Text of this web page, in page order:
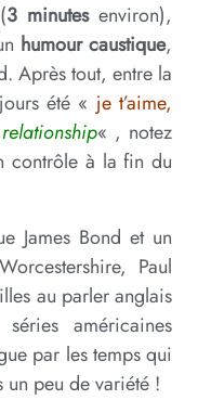
3 minutesenviron),
humour caustique,
Après tout, entre la
été « je t’aime,
« , notez
contrôle à la fin du
James Bond et un
Paul
au parler anglais
américaines
par les temps qui
peu de variété !